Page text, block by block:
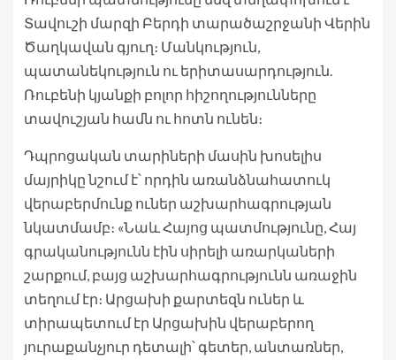
Տավուշի մարզի Բերդի տարածաշրջանի Վերին
Ծաղկավան գյուղ։ Մանկություն,
պատանեկություն ու երիտասարդություն.
Ռուբենի կյանքի բոլոր հիշողությունները
տավուշյան համն ու հոտն ունեն։
Դպրոցական տարիների մասին խոսելիս
մայրիկը նշում է՝ որդին առանձնահատուկ
վերաբերմունք ուներ աշխարհագրության
նկատմամբ։ «Նաև Հայոց պատմությունը, Հայ
գրականությունն էին սիրելի առարկաների
շարքում, բայց աշխարհագրությունն առաջին
տեղում էր։ Արցախի քարտեզն ուներ և
տիրապետում էր Արցախին վերաբերող
յուրաքանչյուր դետալի՝ գետեր, անտառներ,